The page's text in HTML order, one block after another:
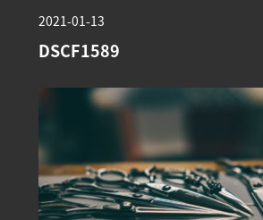
2021-01-13
DSCF1589